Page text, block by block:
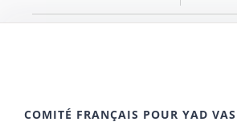
COMITÉ FRANÇAIS POUR YAD